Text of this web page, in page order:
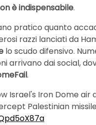
è indispensabile.
pratico quanto
razzi lanciati da
lo scudo difensivo.
arrivano dai social,
.
Israel's Iron Dome air
Palestinian